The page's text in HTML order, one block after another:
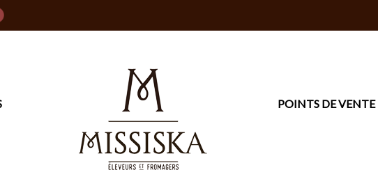
POINTS DE VENTE